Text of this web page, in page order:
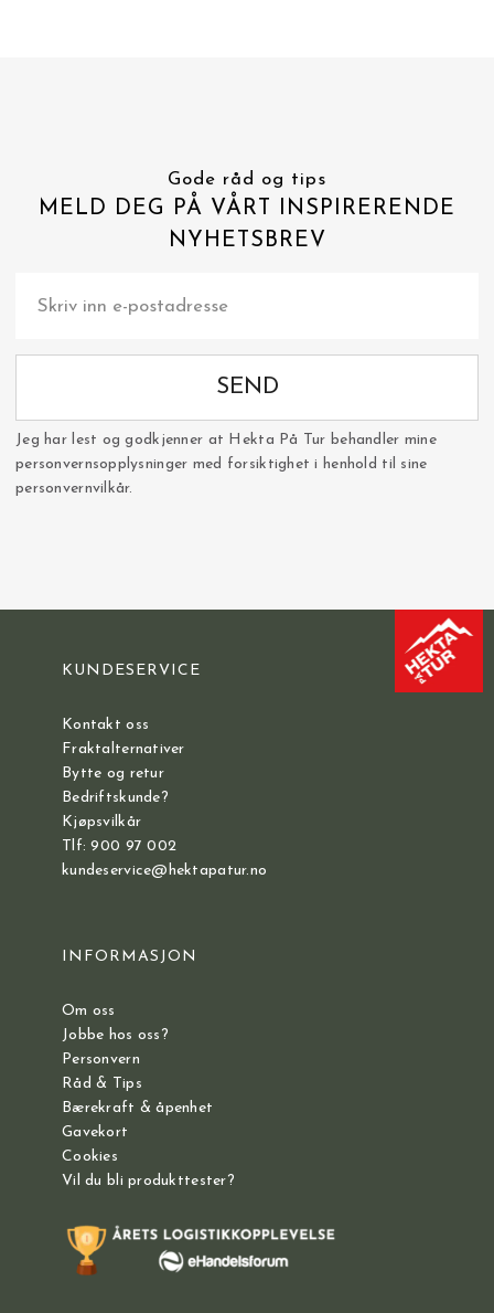
Gode råd og tips
MELD DEG PÅ VÅRT INSPIRERENDE
NYHETSBREV
SEND
Jeg har lest og godkjenner at Hekta På Tur behandler mine
personvernsopplysninger med forsiktighet i henhold til sine
personvernvilkår.
KUNDESERVICE
Kontakt oss
Fraktalternativer
Bytte og retur
Bedriftskunde?
Kjøpsvilkår
Tlf: 900 97 002
kundeservice@hektapatur.no
INFORMASJON
Om oss
Jobbe hos oss?
Personvern
Råd & Tips
Bærekraft & åpenhet
Gavekort
Cookies
Vil du bli produkttester?